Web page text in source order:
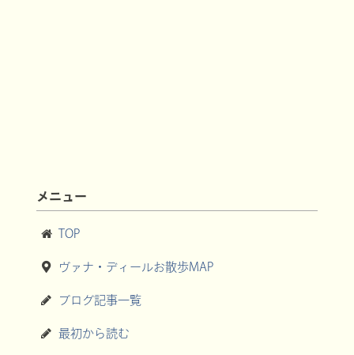
メニュー
TOP
ヴァナ・ディールお散歩MAP
ブログ記事一覧
最初から読む